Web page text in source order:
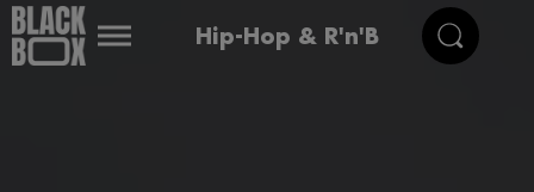
Hip-Hop & R'n'B